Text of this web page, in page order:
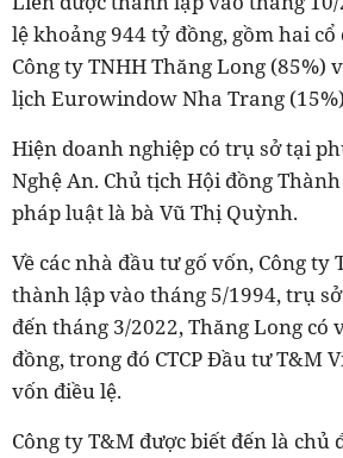
lệ khoảng 944 tỷ đồng, gồm hai cổ
Công ty TNHH Thăng Long (85%)
lịch Eurowindow Nha Trang
Hiện doanh nghiệp có trụ sở tại
Nghệ An. Chủ tịch Hội đồng
pháp luật là bà Vũ Thị Quỳnh.
Về các nhà đầu tư gố vốn, Công ty
thành lập vào tháng 5/1994, trụ
đến tháng 3/2022, Thăng Long có
đồng, trong đó CTCP Đầu tư T&M
vốn điều lệ.
Công ty T&M được biết đến là chủ